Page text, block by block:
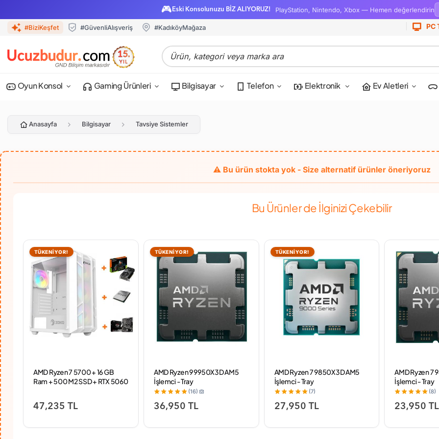
🎮 Eski Konsolunuzu BİZ ALIYORUZ! PlayStation, Nintendo, Xbox — Hemen değerlendirin
#BiziKeşfet #GüvenliAlışveriş #KadıköyMağaza PC
Oyun Konsol Gaming Ürünleri Bilgisayar Telefon Elektronik Ev Aletleri
Anasayfa Bilgisayar Tavsiye Sistemler
Bu Ürünler de İlginizi Çekebilir
TÜKENİYOR!
AMD Ryzen 7 5700 + 16 GB
Ram + 500 M2 SSD + RTX 5060
47,235 TL
TÜKENİYOR!
AMD Ryzen 9 9950X3D AM5
İşlemci - Tray
(16)
36,950 TL
TÜKENİYOR!
AMD Ryzen 7 9850X3D AM5
İşlemci - Tray
(7)
27,950 TL
AMD Ryzen 7
İşlemci - Tray
(8)
23,950 TL